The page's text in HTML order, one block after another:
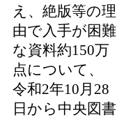
え、絶版等の理
由で入手が困難
な資料約150万
点について、
令和2年10月28
日から中央図書